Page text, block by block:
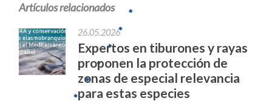
Artículos relacionados
26.05.2026
Expertos en tiburones y rayas
proponen la protección de
zonas de especial relevancia
para estas especies